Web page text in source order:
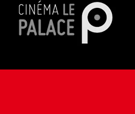
articles
les
articles